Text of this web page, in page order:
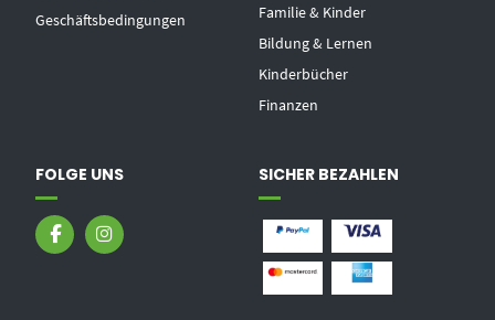
Geschäftsbedingungen
Familie & Kinder
Bildung & Lernen
Kinderbücher
Finanzen
FOLGE UNS SICHER BEZAHLEN